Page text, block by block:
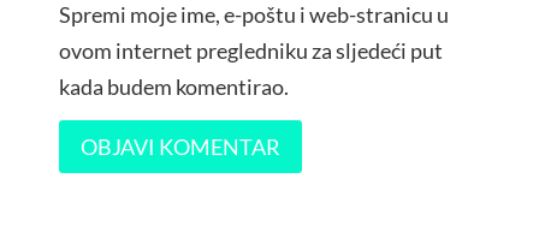
Spremi moje ime, e-poštu i web-stranicu u
ovom internet pregledniku za sljedeći put
kada budem komentirao.